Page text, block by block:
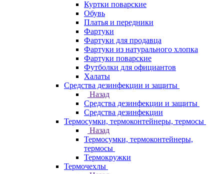
Куртки поварские
Обувь
Платья и передники
Фартуки
Фартуки для продавца
Фартуки из натурального хлопка
Фартуки поварские
Футболки для официантов
Халаты
Средства дезинфекции и защиты
Назад
Средства дезинфекции и защиты
Средства дезинфекции
Термосумки, термоконтейнеры, термосы
Назад
Термосумки, термоконтейнеры,
термосы
Термокружки
Термочехлы